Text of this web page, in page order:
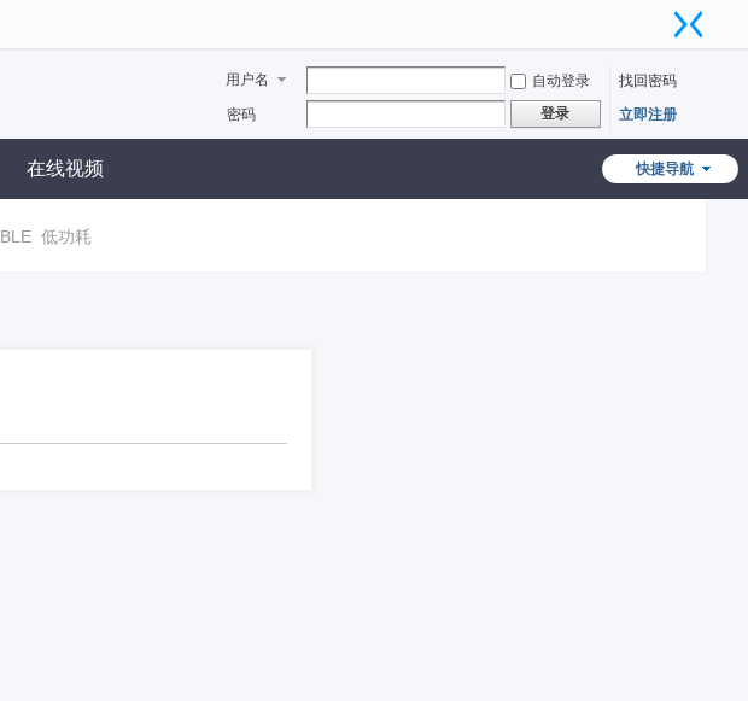
用户名 自动登录
找回密码
密码
登录 立即注册
快捷导航
在线视频
BLE 低功耗